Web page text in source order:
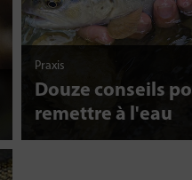
Praxis
Douze conseils
remettre à l'eau